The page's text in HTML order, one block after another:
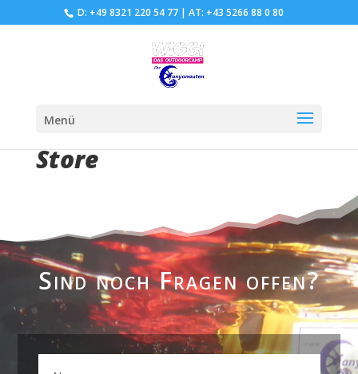
D: +49 8321 220 54 77| AT: +43 5266 88 0 80
Menü
Store
Sind noch Fragen offen?